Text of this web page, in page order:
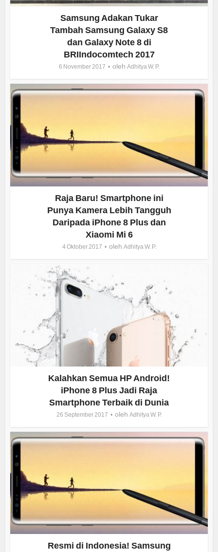
Samsung Adakan Tukar
Tambah Samsung Galaxy S8
dan Galaxy Note 8 di
BRIIndocomtech 2017
6 November 2017 oleh Adhitya W. P.
Raja Baru! Smartphone ini
Punya Kamera Lebih Tangguh
Daripada iPhone 8 Plus dan
Xiaomi Mi 6
4 Oktober 2017 oleh Adhitya W. P.
Kalahkan Semua HP Android!
iPhone 8 Plus Jadi Raja
Smartphone Terbaik di Dunia
26 September 2017 oleh Adhitya W. P.
Resmi di Indonesia! Samsung